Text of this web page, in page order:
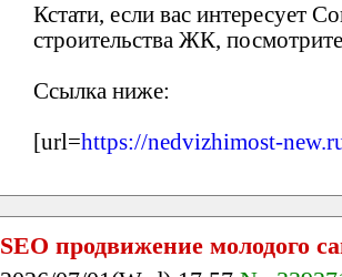
Кстати, если вас интересует
строительства ЖК,
Ссылка ниже:
[url=https://nedvizhimost-
SEO продвижение молодого